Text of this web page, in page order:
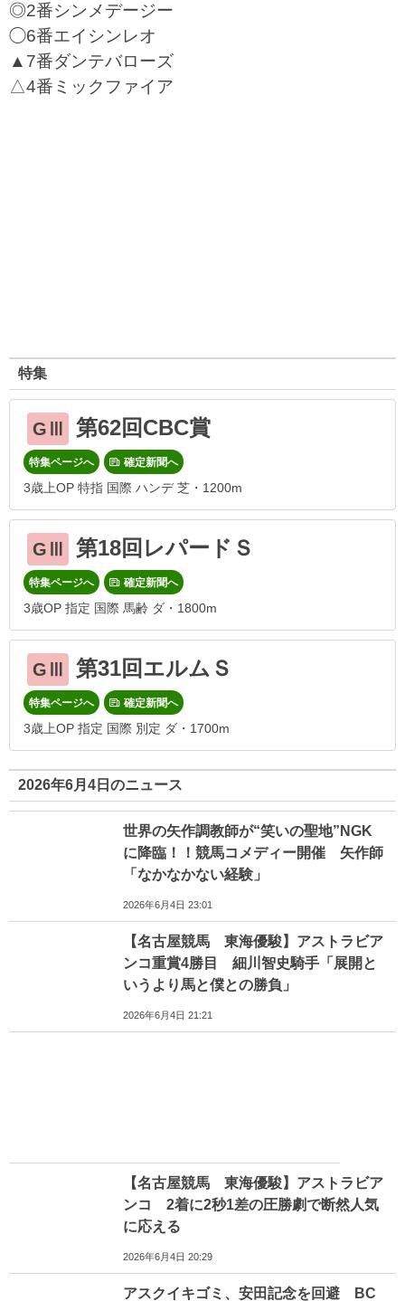
◎2番シンメデージー
◯6番エイシンレオ
▲7番ダンテバローズ
△4番ミックファイア
特集
GⅢ 第62回CBC賞
特集ページへ 確定新聞へ
3歳上OP 特指 国際 ハンデ 芝・1200m
GⅢ 第18回レパードＳ
特集ページへ 確定新聞へ
3歳OP 指定 国際 馬齢 ダ・1800m
GⅢ 第31回エルムＳ
特集ページへ 確定新聞へ
3歳上OP 指定 国際 別定 ダ・1700m
2026年6月4日のニュース
世界の矢作調教師が“笑いの聖地”NGK
に降臨！！競馬コメディー開催 矢作師
「なかなかない経験」
2026年6月4日 23:01
【名古屋競馬 東海優駿】アストラビア
ンコ重賞4勝目 細川智史騎手「展開と
いうより馬と僕との勝負」
2026年6月4日 21:21
【名古屋競馬 東海優駿】アストラビア
ンコ 2着に2秒1差の圧勝劇で断然人気
に応える
2026年6月4日 20:29
アスクイキゴミ、安田記念を回避 BC